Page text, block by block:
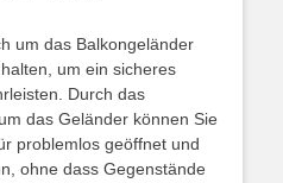
um das Balkongeländer
um ein sicheres
Durch das
das Geländer können Sie
problemlos geöffnet und
ohne dass Gegenstände